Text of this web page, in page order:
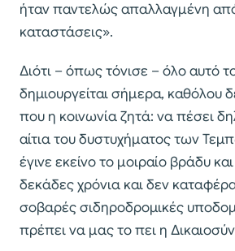
ήταν παντελώς απαλλαγμένη
καταστάσεις».
Διότι – όπως τόνισε – όλο αυτό
δημιουργείται σήμερα, καθόλου
που η κοινωνία ζητά: να πέσει
αίτια του δυστυχήματος των
έγινε εκείνο το μοιραίο βράδυ
δεκάδες χρόνια και δεν
σοβαρές σιδηροδρομικές
πρέπει να μας το πει η